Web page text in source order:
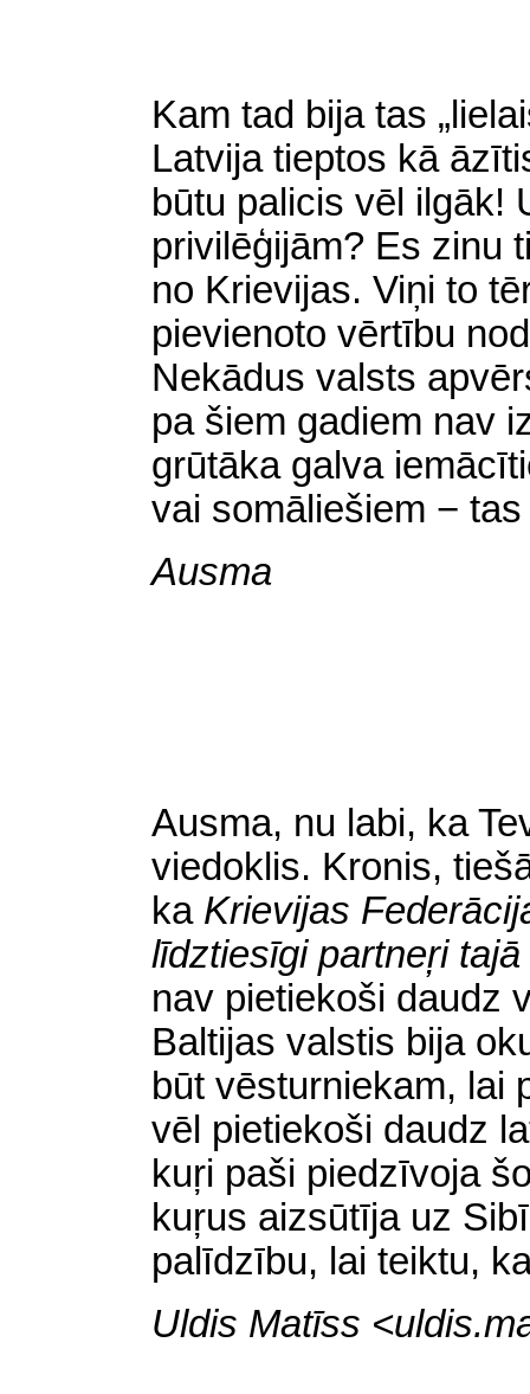
Kam tad bija tas
Latvija tieptos kā
būtu palicis vēl ilgāk!
privilēģijām? Es zinu
no Krievijas. Viņi to
pievienoto vērtību
Nekādus valsts
pa šiem gadiem nav
grūtāka galva
vai somāliešiem −
Ausma
Ausma, nu labi, ka
viedoklis. Kronis,
ka Krievijas
līdztiesīgi partneŗi
nav pietiekoši daudz
Baltijas valstis bija
būt vēsturniekam, lai
vēl pietiekoši daudz
kuŗi paši piedzīvoja
kuŗus aizsūtīja uz
palīdzību, lai teiktu,
Uldis Matīss